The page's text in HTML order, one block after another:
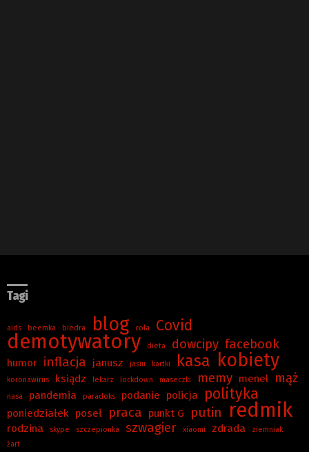
Tagi
aids beemka biedra blog cola Covid
demotywatory dieta dowcipy facebook
humor inflacja janusz jasiu kartki kasa kobiety
koronawirus ksiądz lekarz lockdown maseczki memy menel mąż
nasa pandemia paradoks podanie policja polityka
poniedziałek poseł praca punkt G putin redmik
rodzina skype szczepionka szwagier xiaomi zdrada
ziemniak
żart